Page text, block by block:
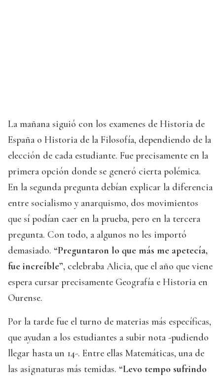
La mañana siguió con los examenes de Historia de
España o Historia de la Filosofía, dependiendo de la
elección de cada estudiante. Fue precisamente en la
primera opción donde se generó cierta polémica.
En la segunda pregunta debían explicar la diferencia
entre socialismo y anarquismo, dos movimientos
que sí podían caer en la prueba, pero en la tercera
pregunta. Con todo, a algunos no les importó
demasiado. “Preguntaron lo que más me apetecía,
fue increíble”, celebraba Alicia, que el año que viene
espera cursar precisamente Geografía e Historia en
Ourense.
Por la tarde fue el turno de materias más específicas,
que ayudan a los estudiantes a subir nota -pudiendo
llegar hasta un 14-. Entre ellas Matemáticas, una de
las asignaturas más temidas. “Levo tempo sufrindo